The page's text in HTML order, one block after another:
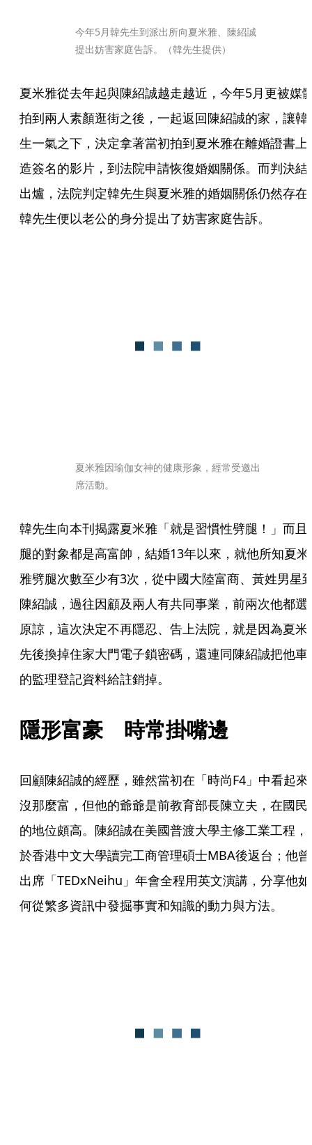
今年5月韓先生到派出所向夏米雅、陳紹誠
提出妨害家庭告訴。（韓先生提供）
夏米雅從去年起與陳紹誠越走越近，今年5月更被媒
拍到兩人素顏逛街之後，一起返回陳紹誠的家，讓韓
生一氣之下，決定拿著當初拍到夏米雅在離婚證書上
造簽名的影片，到法院申請恢復婚姻關係。而判決結
出爐，法院判定韓先生與夏米雅的婚姻關係仍然存在
韓先生便以老公的身分提出了妨害家庭告訴。
夏米雅因瑜伽女神的健康形象，經常受邀出
席活動。
韓先生向本刊揭露夏米雅「就是習慣性劈腿！」而且
腿的對象都是高富帥，結婚13年以來，就他所知夏米
雅劈腿次數至少有3次，從中國大陸富商、黃姓男星
陳紹誠，過往因顧及兩人有共同事業，前兩次他都選
原諒，這次決定不再隱忍、告上法院，就是因為夏米
先後換掉住家大門電子鎖密碼，還連同陳紹誠把他車
的監理登記資料給註銷掉。
隱形富豪　時常掛嘴邊
回顧陳紹誠的經歷，雖然當初在「時尚F4」中看起來
沒那麼富，但他的爺爺是前教育部長陳立夫，在國民
的地位頗高。陳紹誠在美國普渡大學主修工業工程，
於香港中文大學讀完工商管理碩士MBA後返台；他曾
出席「TEDxNeihu」年會全程用英文演講，分享他如
何從繁多資訊中發掘事實和知識的動力與方法。